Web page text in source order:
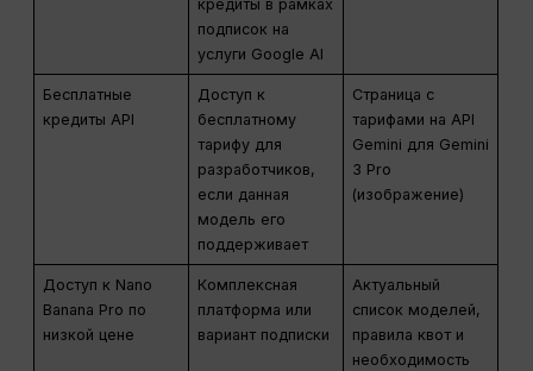
кредиты в рамках
подписок на
услуги Google AI
Бесплатные
кредиты API
Доступ к
бесплатному
тарифу для
разработчиков,
если данная
модель его
поддерживает
Страница с
тарифами на API
Gemini для Gemini
3 Pro
(изображение)
Доступ к Nano
Banana Pro по
низкой цене
Комплексная
платформа или
вариант подписки
Актуальный
список моделей,
правила квот и
необходимость